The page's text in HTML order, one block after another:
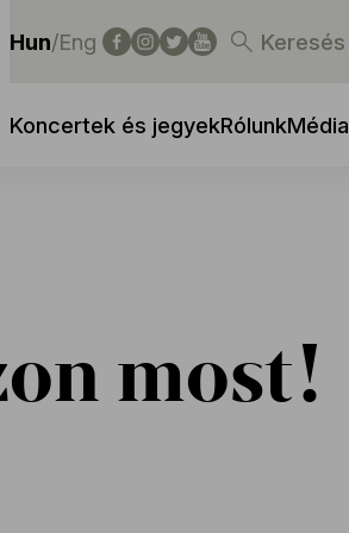
Hun/Eng Keresés
Koncertek és jegyekRólunkMédia
most!